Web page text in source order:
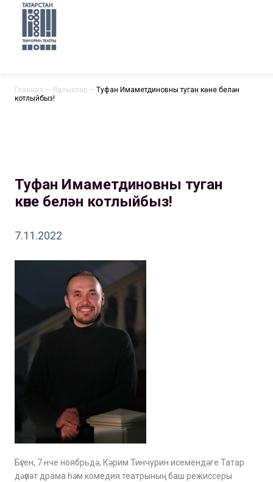
Главная — Яңалыклар — Туфан Имаметдиновны туган көне белән
котлыйбыз!
Туфан Имаметдиновны туган
көне белән котлыйбыз!
7.11.2022
Бүген, 7 нче ноябрьдә, Кәрим Тинчурин исемендәге Татар
дәүләт драма һәм комедия театрының баш режиссеры